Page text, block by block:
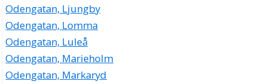
Odengatan, Ljungby
Odengatan, Lomma
Odengatan, Luleå
Odengatan, Marieholm
Odengatan, Markaryd